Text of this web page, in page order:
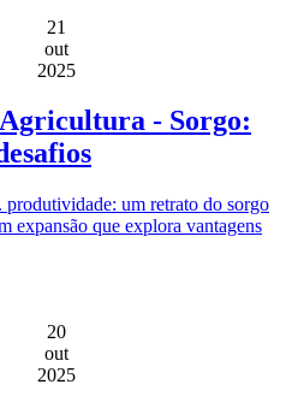
21
out
2025
- Sorgo:
produtividade: um retrato do sorgo
expansão que explora vantagens
20
out
2025